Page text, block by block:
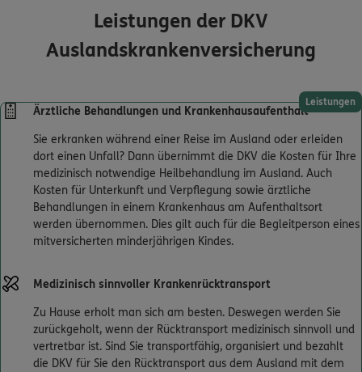
Leistungen der DKV
Auslandskrankenversicherung
Leistungen
Ärztliche Behandlungen und Krankenhausaufenthalt
Sie erkranken während einer Reise im Ausland oder erleiden
dort einen Unfall? Dann übernimmt die DKV die Kosten für Ihre
medizinisch notwendige Heilbehandlung im Ausland. Auch
Kosten für Unterkunft und Verpflegung sowie ärztliche
Behandlungen in einem Krankenhaus am Aufenthaltsort
werden übernommen. Dies gilt auch für die Begleitperson eines
mitversicherten minderjährigen Kindes.
Medizinisch sinnvoller Krankenrücktransport
Zu Hause erholt man sich am besten. Deswegen werden Sie
zurückgeholt, wenn der Rücktransport medizinisch sinnvoll und
vertretbar ist. Sind Sie transportfähig, organisiert und bezahlt
die DKV für Sie den Rücktransport aus dem Ausland mit dem